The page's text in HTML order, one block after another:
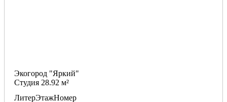
Экогород "Яркий"
Студия 28.92 м²
ЛитерЭтажНомер